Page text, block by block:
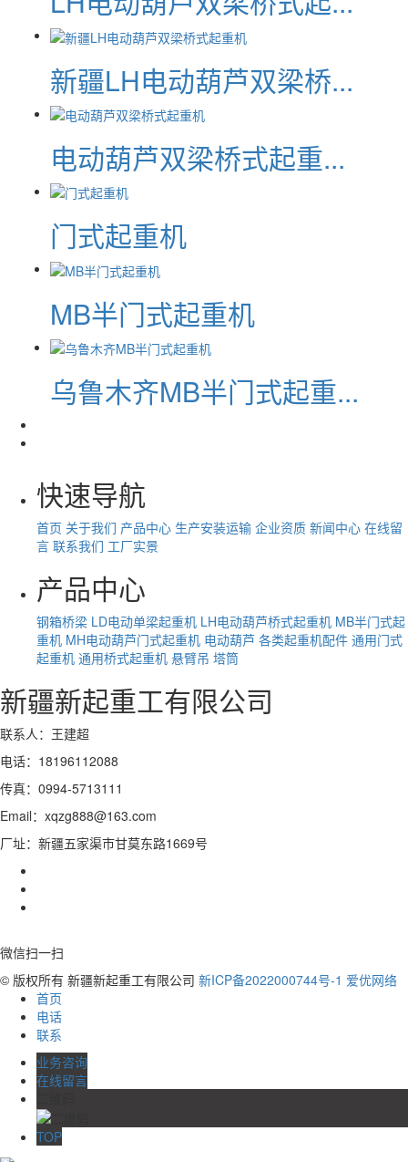
新疆LH电动葫芦双梁桥...
电动葫芦双梁桥式起重...
门式起重机
MB半门式起重机
乌鲁木齐MB半门式起重...
快速导航
首页 关于我们 产品中心 生产安装运输 企业资质 新闻中心 在线留
言 联系我们 工厂实景
产品中心
钢箱桥梁 LD电动单梁起重机 LH电动葫芦桥式起重机 MB半门式起
重机 MH电动葫芦门式起重机 电动葫芦 各类起重机配件 通用门式
起重机 通用桥式起重机 悬臂吊 塔筒
新疆新起重工有限公司
联系人：王建超
电话：18196112088
传真：0994-5713111
Email：xqzg888@163.com
厂址：新疆五家渠市甘莫东路1669号
微信扫一扫
© 版权所有 新疆新起重工有限公司 新ICP备2022000744号-1 爱优网络
首页
电话
联系
业务咨询
在线留言
TOP